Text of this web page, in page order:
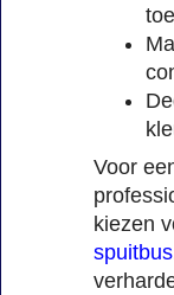
Voor
kiezen
spuitbus